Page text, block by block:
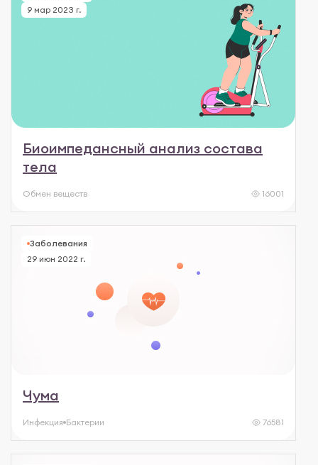
9 мар 2023 г.
Биоимпедансный анализ состава
тела
Обмен веществ 16001
Заболевания
29 июн 2022 г.
Чума
Инфекция Бактерии 76581